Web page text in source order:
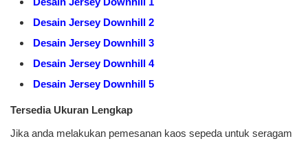
Desain Jersey Downhill 2
Desain Jersey Downhill 3
Desain Jersey Downhill 4
Desain Jersey Downhill 5
Tersedia Ukuran Lengkap
Jika anda melakukan pemesanan kaos sepeda untuk seragam